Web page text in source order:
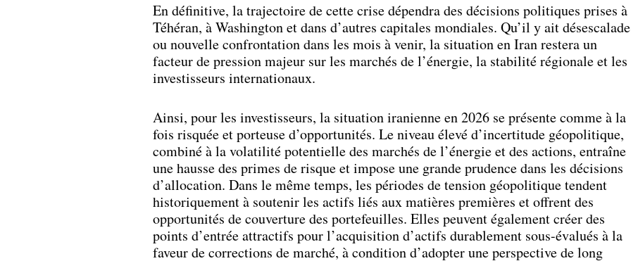
En définitive, la trajectoire de cette crise dépendra des décisions politiques prises à
Téhéran, à Washington et dans d’autres capitales mondiales. Qu’il y ait désescalade
ou nouvelle confrontation dans les mois à venir, la situation en Iran restera un
facteur de pression majeur sur les marchés de l’énergie, la stabilité régionale et les
investisseurs internationaux.
Ainsi, pour les investisseurs, la situation iranienne en 2026 se présente comme à la
fois risquée et porteuse d’opportunités. Le niveau élevé d’incertitude géopolitique,
combiné à la volatilité potentielle des marchés de l’énergie et des actions, entraîne
une hausse des primes de risque et impose une grande prudence dans les décisions
d’allocation. Dans le même temps, les périodes de tension géopolitique tendent
historiquement à soutenir les actifs liés aux matières premières et offrent des
opportunités de couverture des portefeuilles. Elles peuvent également créer des
points d’entrée attractifs pour l’acquisition d’actifs durablement sous-évalués à la
faveur de corrections de marché, à condition d’adopter une perspective de long